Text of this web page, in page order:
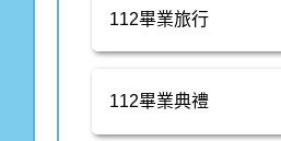
112畢業旅行
112畢業典禮